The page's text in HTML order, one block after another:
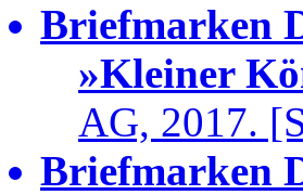
Briefmarken
»Kleiner
AG, 2017.
Briefmarken